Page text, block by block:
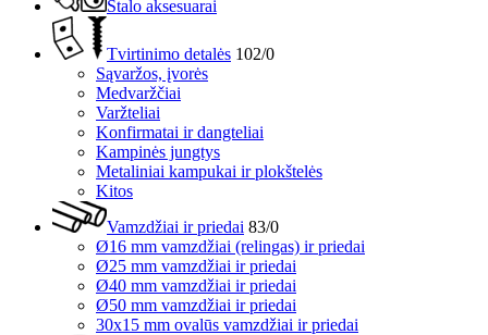
Stalo aksesuarai
Tvirtinimo detalės 102/0
Sąvaržos, įvorės
Medvaržčiai
Varžteliai
Konfirmatai ir dangteliai
Kampinės jungtys
Metaliniai kampukai ir plokštelės
Kitos
Vamzdžiai ir priedai 83/0
Ø16 mm vamzdžiai (relingas) ir priedai
Ø25 mm vamzdžiai ir priedai
Ø40 mm vamzdžiai ir priedai
Ø50 mm vamzdžiai ir priedai
30x15 mm ovalūs vamzdžiai ir priedai